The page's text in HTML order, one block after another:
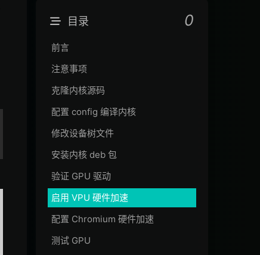
目录 0
前言
注意事项
克隆内核源码
配置 config 编译内核
修改设备树文件
安装内核 deb 包
验证 GPU 驱动
启用 VPU 硬件加速
配置 Chromium 硬件加速
测试 GPU